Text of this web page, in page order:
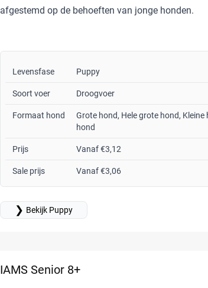
afgestemd op de behoeften van jonge honden.
Levensfase Puppy
Soort voer Droogvoer
Formaat hond
Grote hond, Hele grote hond,
hond
Prijs Vanaf €3,12
Sale prijs Vanaf €3,06
❯ Bekijk Puppy
IAMS Senior 8+